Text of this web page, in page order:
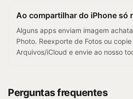
Ao compartilhar do iPhone só
Alguns apps enviam imagem
Photo. Reexporte de Fotos ou
Arquivos/iCloud e envie ao nosso
Perguntas frequentes